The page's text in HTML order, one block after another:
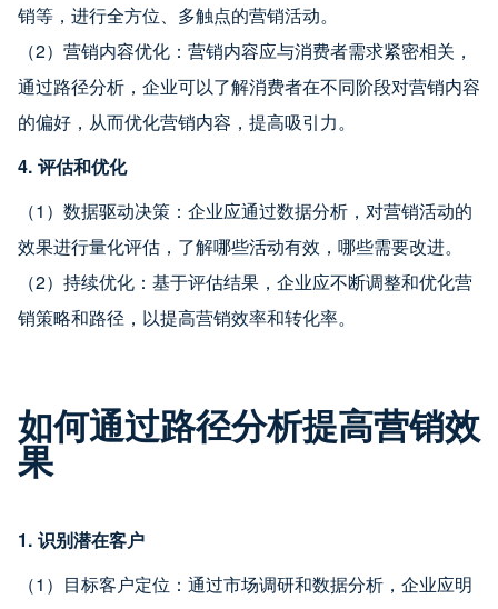
销等，进行全方位、多触点的营销活动。
（2）营销内容优化：营销内容应与消费者需求紧密相关，
通过路径分析，企业可以了解消费者在不同阶段对营销内容
的偏好，从而优化营销内容，提高吸引力。
4. 评估和优化
（1）数据驱动决策：企业应通过数据分析，对营销活动的
效果进行量化评估，了解哪些活动有效，哪些需要改进。
（2）持续优化：基于评估结果，企业应不断调整和优化营
销策略和路径，以提高营销效率和转化率。
如何通过路径分析提高营销效
果
1. 识别潜在客户
（1）目标客户定位：通过市场调研和数据分析，企业应明